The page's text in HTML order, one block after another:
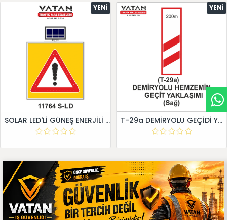
YENI
SOLAR LED'Lİ GÜNEŞ ENERJİLİ LEVHA
YENI
T-29a DEMİRYOLU GEÇİDİ YAKLAŞIM LEVHALARI (Sağ)